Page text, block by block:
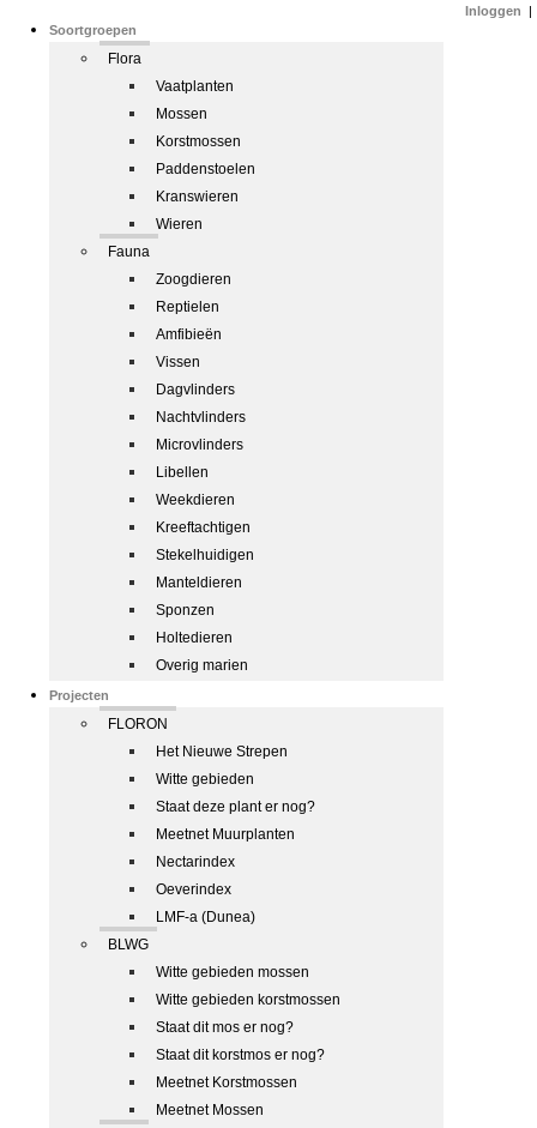
Soortgroepen
Flora
Vaatplanten
Mossen
Korstmossen
Paddenstoelen
Kranswieren
Wieren
Fauna
Zoogdieren
Reptielen
Amfibieën
Vissen
Dagvlinders
Nachtvlinders
Microvlinders
Libellen
Weekdieren
Kreeftachtigen
Stekelhuidigen
Manteldieren
Sponzen
Holtedieren
Overig marien
Projecten
FLORON
Het Nieuwe Strepen
Witte gebieden
Staat deze plant er nog?
Meetnet Muurplanten
Nectarindex
Oeverindex
LMF-a (Dunea)
BLWG
Witte gebieden mossen
Witte gebieden korstmossen
Staat dit mos er nog?
Staat dit korstmos er nog?
Meetnet Korstmossen
Meetnet Mossen
Inloggen |